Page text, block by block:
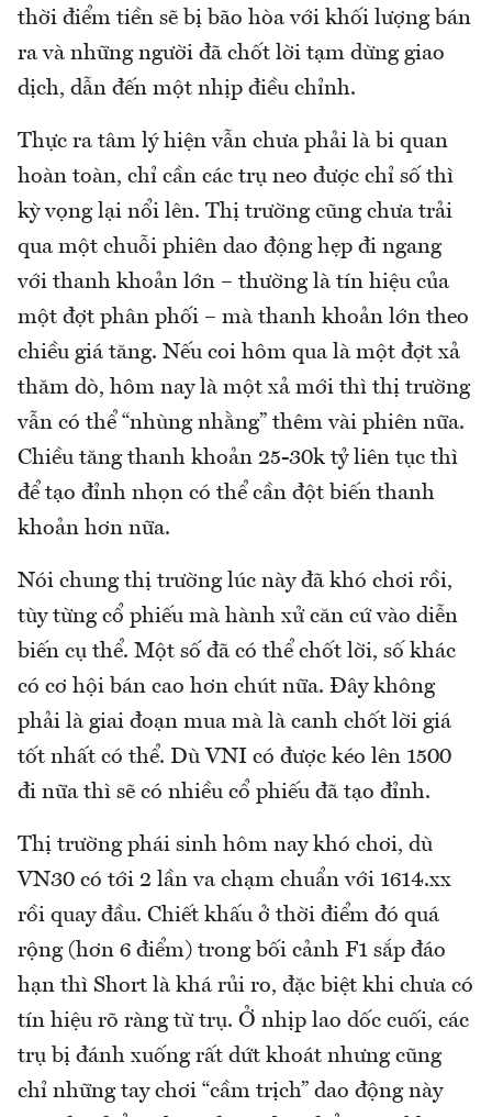
thời điểm tiền sẽ bị bão hòa với khối lượng bán
ra và những người đã chốt lời tạm dừng giao
dịch, dẫn đến một nhịp điều chỉnh.
Thực ra tâm lý hiện vẫn chưa phải là bi quan
hoàn toàn, chỉ cần các trụ neo được chỉ số thì
kỳ vọng lại nổi lên. Thị trường cũng chưa trải
qua một chuỗi phiên dao động hẹp đi ngang
với thanh khoản lớn – thường là tín hiệu của
một đợt phân phối – mà thanh khoản lớn theo
chiều giá tăng. Nếu coi hôm qua là một đợt xả
thăm dò, hôm nay là một xả mới thì thị trường
vẫn có thể “nhùng nhằng” thêm vài phiên nữa.
Chiều tăng thanh khoản 25-30k tỷ liên tục thì
để tạo đỉnh nhọn có thể cần đột biến thanh
khoản hơn nữa.
Nói chung thị trường lúc này đã khó chơi rồi,
tùy từng cổ phiếu mà hành xử căn cứ vào diễn
biến cụ thể. Một số đã có thể chốt lời, số khác
có cơ hội bán cao hơn chút nữa. Đây không
phải là giai đoạn mua mà là canh chốt lời giá
tốt nhất có thể. Dù VNI có được kéo lên 1500
đi nữa thì sẽ có nhiều cổ phiếu đã tạo đỉnh.
Thị trường phái sinh hôm nay khó chơi, dù
VN30 có tới 2 lần va chạm chuẩn với 1614.xx
rồi quay đầu. Chiết khấu ở thời điểm đó quá
rộng (hơn 6 điểm) trong bối cảnh F1 sắp đáo
hạn thì Short là khá rủi ro, đặc biệt khi chưa có
tín hiệu rõ ràng từ trụ. Ở nhịp lao dốc cuối, các
trụ bị đánh xuống rất dứt khoát nhưng cũng
chỉ những tay chơi “cầm trịch” dao động này